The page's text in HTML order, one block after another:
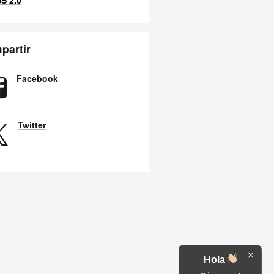
Facebook
Twitter
Hola